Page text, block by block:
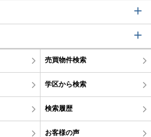
売買物件検索
学区から検索
検索履歴
お客様の声